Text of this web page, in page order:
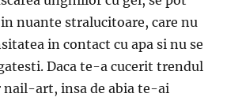
nuante stralucitoare, care nu
in contact cu apa si nu se
Daca te-a cucerit trendul
art, insa de abia te-ai